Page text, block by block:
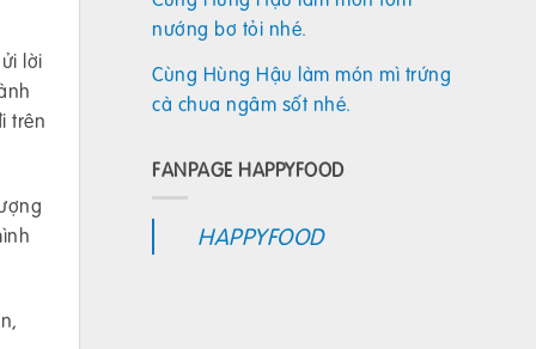
lời
trên
nướng bơ tỏi nhé.
Cùng Hùng Hậu làm món mì trứng
cà chua ngâm sốt nhé.
FANPAGE HAPPYFOOD
HAPPYFOOD